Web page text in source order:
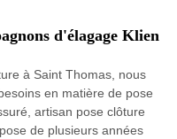
d'élagage Klien
à Saint Thomas, nous
en matière de pose
artisan pose clôture
de plusieurs années